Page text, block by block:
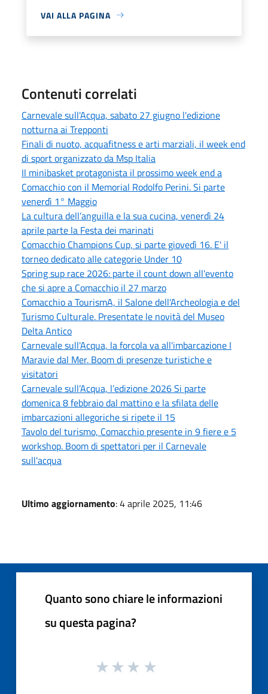
VAI ALLA PAGINA
Contenuti correlati
Carnevale sull'Acqua, sabato 27 giugno l'edizione
notturna ai Trepponti
Finali di nuoto, acquafitness e arti marziali, il week end
di sport organizzato da Msp Italia
Il minibasket protagonista il prossimo week end a
Comacchio con il Memorial Rodolfo Perini. Si parte
venerdì 1° Maggio
La cultura dell’anguilla e la sua cucina, venerdì 24
aprile parte la Festa dei marinati
Comacchio Champions Cup, si parte giovedì 16. E' il
torneo dedicato alle categorie Under 10
Spring sup race 2026: parte il count down all'evento
che si apre a Comacchio il 27 marzo
Comacchio a TourismA, il Salone dell'Archeologia e del
Turismo Culturale. Presentate le novità del Museo
Delta Antico
Carnevale sull'Acqua, la forcola va all'imbarcazione I
Maravie dal Mer. Boom di presenze turistiche e
visitatori
Carnevale sull’Acqua, l’edizione 2026 Si parte
domenica 8 febbraio dal mattino e la sfilata delle
imbarcazioni allegoriche si ripete il 15
Tavolo del turismo, Comacchio presente in 9 fiere e 5
workshop. Boom di spettatori per il Carnevale
sull'acqua
Ultimo aggiornamento: 4 aprile 2025, 11:46
Quanto sono chiare le informazioni
su questa pagina?